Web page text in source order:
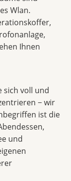
Wlan.
Ihnen
sich voll und
− wir
ist die
und